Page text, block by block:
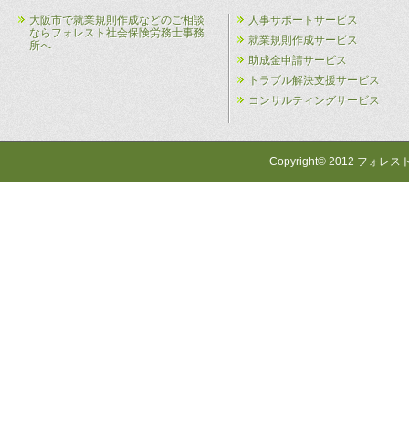
大阪市で就業規則作成などのご相談
ならフォレスト社会保険労務士事務
所へ
人事サポートサービス
就業規則作成サービス
助成金申請サービス
トラブル解決支援サービス
コンサルティングサービス
Copyright© 2012 フォレス